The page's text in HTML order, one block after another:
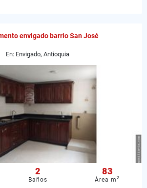
envigado barrio San José
En: Envigado, Antioquia
2
Baños
83
Área m2